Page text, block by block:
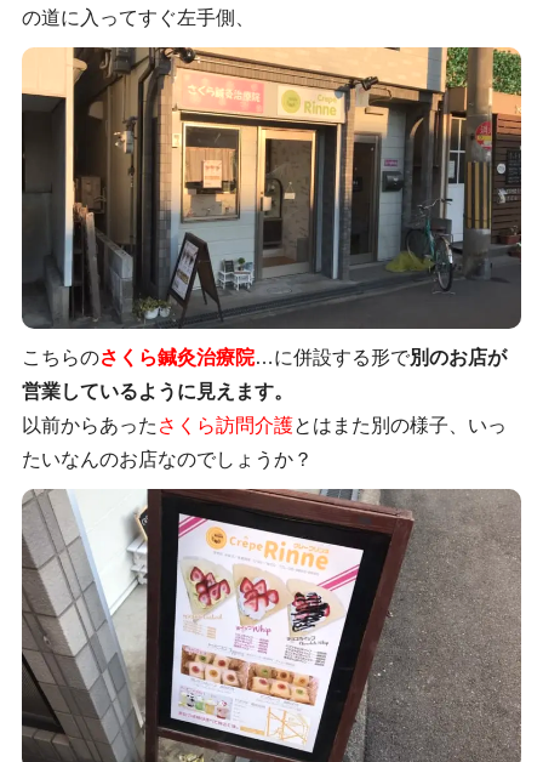
の道に入ってすぐ左手側、
こちらのさくら鍼灸治療院…に併設する形で別のお店が
営業しているように見えます。
以前からあった さくら訪問介護とはまた別の様子、いっ
たいなんのお店なのでしょうか？